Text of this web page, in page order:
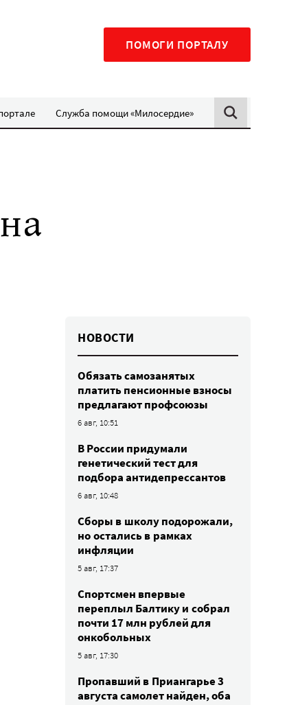
ПОМОГИ ПОРТАЛУ
Служба помощи «Милосердие»
НОВОСТИ
Обязать самозанятых
платить пенсионные взносы
предлагают профсоюзы
6 авг, 10:51
В России придумали
генетический тест для
подбора антидепрессантов
6 авг, 10:48
Сборы в школу подорожали,
но остались в рамках
инфляции
5 авг, 17:37
Спортсмен впервые
переплыл Балтику и собрал
почти 17 млн рублей для
онкобольных
5 авг, 17:30
Пропавший в Приангарье 3
августа самолет найден, оба